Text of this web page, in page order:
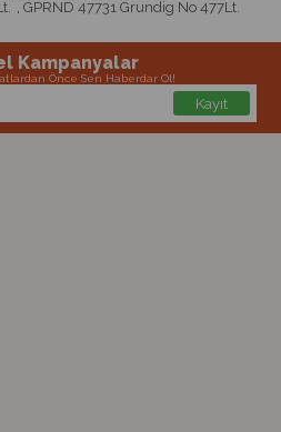
, GPRND 47731 Grundig No 477Lt.
Kampanyalar
Önce Sen Haberdar Ol!
Kayıt